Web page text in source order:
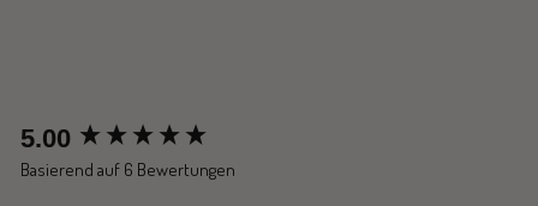
5.00
Basierend auf 6 Bewertungen
New content loaded